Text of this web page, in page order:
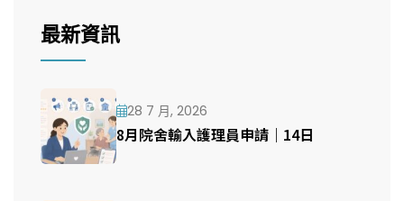
最新資訊
28 7 月, 2026
8月院舍輸入護理員申請｜14日